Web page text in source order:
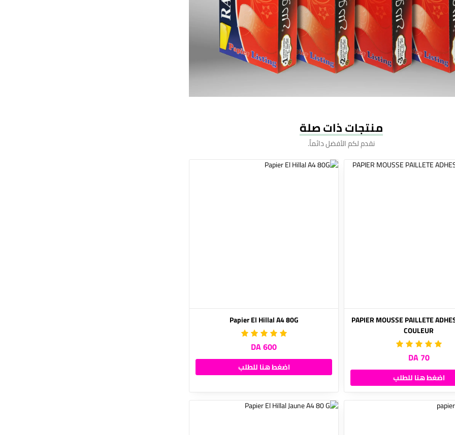
منتجات ذات صلة
نقدم لكم الأفضل دائماً.
PAPIER MOUSSE PAILLETE
COULEUR
70 DA
اضغط هنا للطلب
Papier El Hillal A4 80G
600 DA
اضغط هنا للطلب